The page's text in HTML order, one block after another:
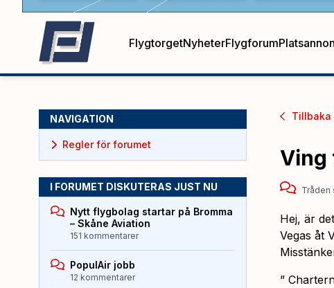
FlygtorgetNyheterFlygforum
Tillbaka
Ving
Tråden
Hej, är
Vegas åt
”
NAVIGATION
Regler för forumet
I FORUMET DISKUTERAS JUST NU
Nytt flygbolag startar på Bromma
– Skåne Aviation
151 kommentarer
PopulAir jobb
12 kommentarer